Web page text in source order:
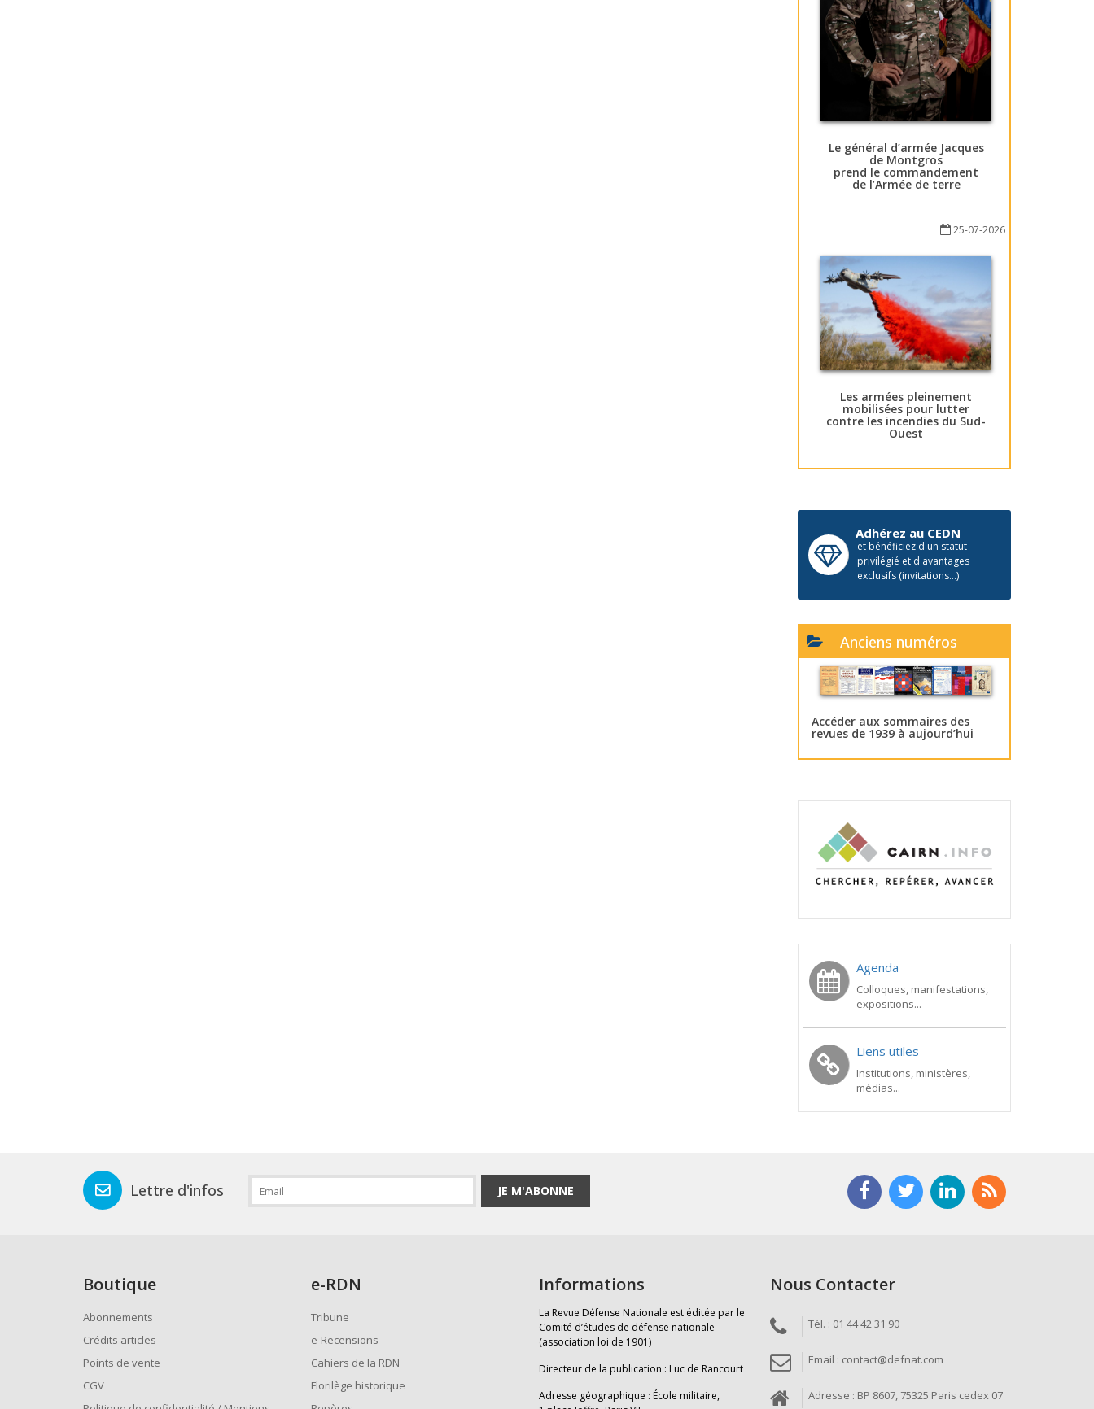
Le général d’armée Jacques
de Montgros
prend le commandement
de l’Armée de terre
25-07-2026
Les armées pleinement
mobilisées pour lutter
contre les incendies du Sud-
Ouest
Adhérez au CEDN
et bénéficiez d'un statut
privilégié et d'avantages
exclusifs (invitations...)
Anciens numéros
Accéder aux sommaires des
revues de 1939 à aujourd’hui
Agenda
Colloques, manifestations,
expositions...
Liens utiles
Institutions, ministères,
médias...
Lettre d'infos JE M'ABONNE
Boutique
Abonnements
Crédits articles
Points de vente
CGV
e-RDN
Tribune
e-Recensions
Cahiers de la RDN
Florilège historique
Informations
La Revue Défense Nationale est éditée par le
Comité d’études de défense nationale
(association loi de 1901)
Directeur de la publication : Luc de Rancourt
Adresse géographique : École militaire,
Nous Contacter
Tél. : 01 44 42 31 90
Email : contact@defnat.com
Adresse : BP 8607, 75325 Paris cedex 07